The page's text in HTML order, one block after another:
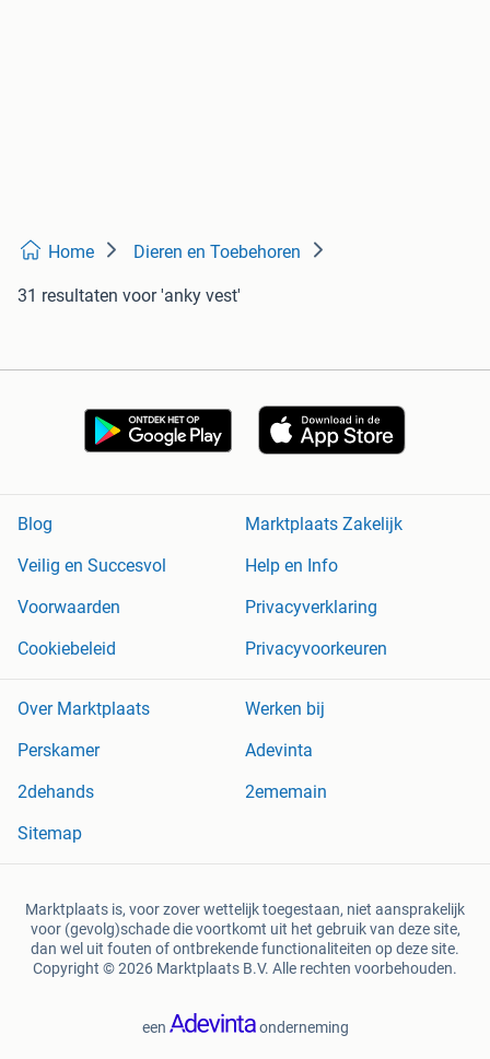
Home Dieren en Toebehoren
31 resultaten voor 'anky vest'
Blog
Marktplaats Zakelijk
Veilig en Succesvol
Help en Info
Voorwaarden
Privacyverklaring
Cookiebeleid
Privacyvoorkeuren
Over Marktplaats
Werken bij
Perskamer
Adevinta
2dehands
2ememain
Sitemap
Marktplaats is, voor zover wettelijk toegestaan, niet aansprakelijk
voor (gevolg)schade die voortkomt uit het gebruik van deze site,
dan wel uit fouten of ontbrekende functionaliteiten op deze site.
Copyright © 2026 Marktplaats B.V. Alle rechten voorbehouden.
een onderneming